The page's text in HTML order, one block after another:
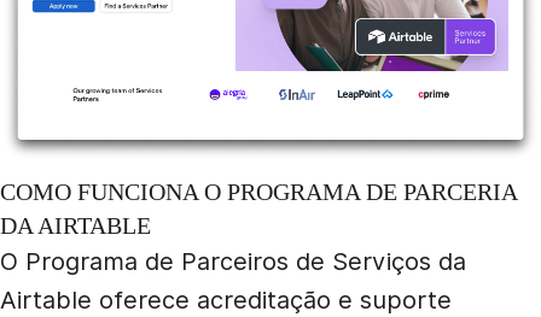
COMO FUNCIONA O PROGRAMA DE PARCERIA
DA AIRTABLE
O Programa de Parceiros de Serviços da
Airtable oferece acreditação e suporte